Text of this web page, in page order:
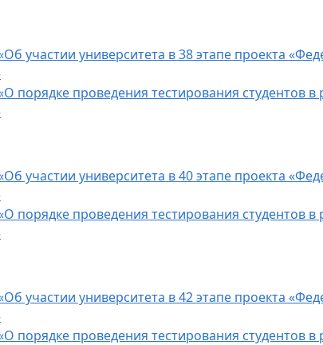
участии университета в 38 этапе проекта
порядке проведения тестирования студентов
участии университета в 40 этапе проекта
порядке проведения тестирования студентов
участии университета в 42 этапе проекта
порядке проведения тестирования студентов